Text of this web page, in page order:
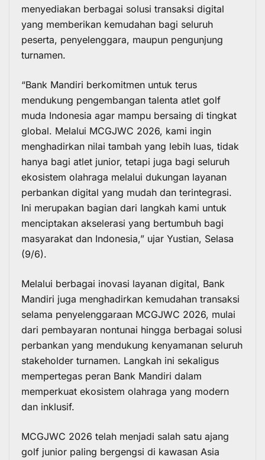
menyediakan berbagai solusi transaksi digital
yang memberikan kemudahan bagi seluruh
peserta, penyelenggara, maupun pengunjung
turnamen.
“Bank Mandiri berkomitmen untuk terus
mendukung pengembangan talenta atlet golf
muda Indonesia agar mampu bersaing di tingkat
global. Melalui MCGJWC 2026, kami ingin
menghadirkan nilai tambah yang lebih luas, tidak
hanya bagi atlet junior, tetapi juga bagi seluruh
ekosistem olahraga melalui dukungan layanan
perbankan digital yang mudah dan terintegrasi.
Ini merupakan bagian dari langkah kami untuk
menciptakan akselerasi yang bertumbuh bagi
masyarakat dan Indonesia,” ujar Yustian, Selasa
(9/6).
Melalui berbagai inovasi layanan digital, Bank
Mandiri juga menghadirkan kemudahan transaksi
selama penyelenggaraan MCGJWC 2026, mulai
dari pembayaran nontunai hingga berbagai solusi
perbankan yang mendukung kenyamanan seluruh
stakeholder turnamen. Langkah ini sekaligus
mempertegas peran Bank Mandiri dalam
memperkuat ekosistem olahraga yang modern
dan inklusif.
MCGJWC 2026 telah menjadi salah satu ajang
golf junior paling bergengsi di kawasan Asia